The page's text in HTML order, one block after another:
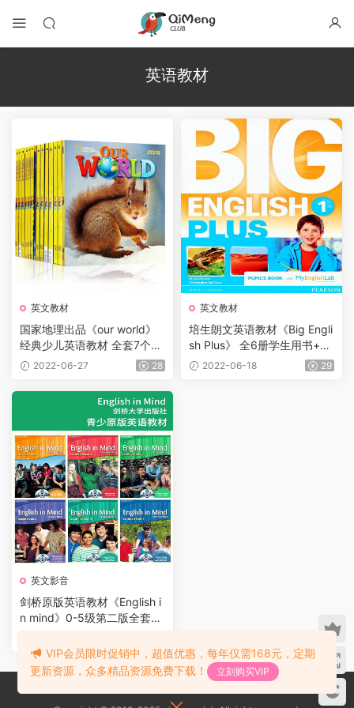
英语教材
英文教材
国家地理出品《our world》
经典少儿英语教材 全套7个级
别 学生书+老师用书+语法书
2022-06-27 28
英文教材
培生朗文英语教材《Big Engli
sh Plus》 全6册学生用书+教
师用书+音频
2022-06-18 29
英文影音
剑桥原版英语教材《English i
n mind》0-5级第二版全套资
源下载 包含教师用书+学生用
书+音频等
VIP会员限时促销中，超值优惠，每年仅需168元，定期
更新资源，众多精品资源免费下载！
立刻购买VIP